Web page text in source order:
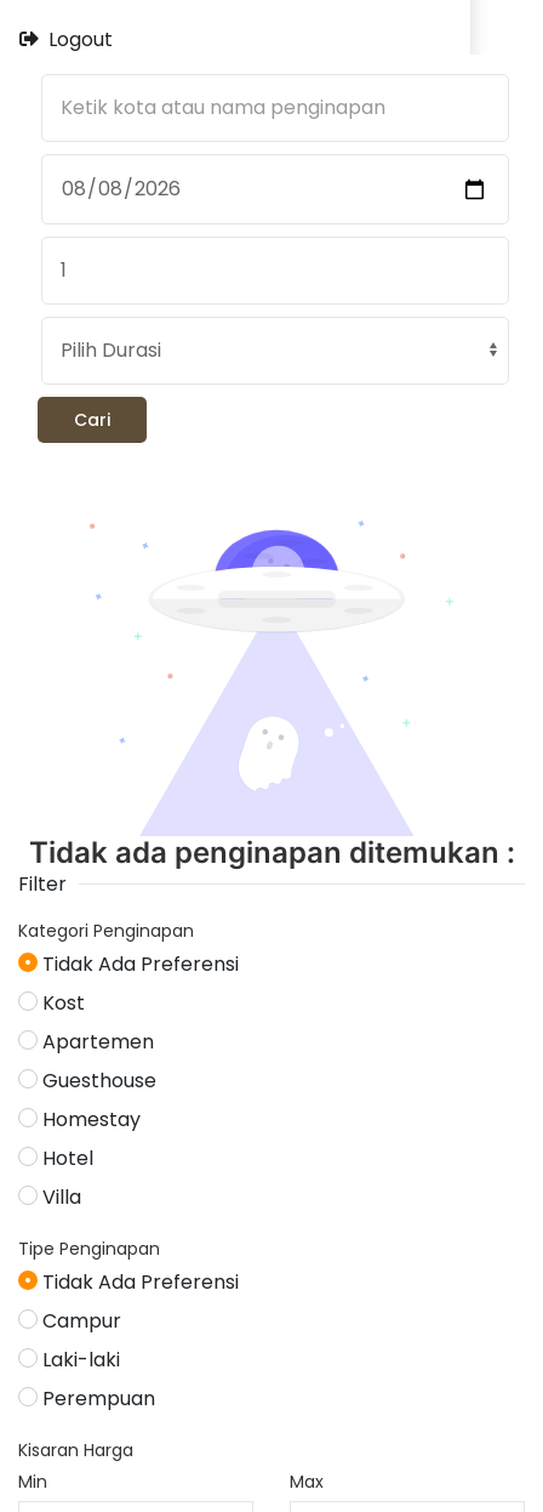
Logout
Cari
Tidak ada penginapan ditemukan :
Filter
Kategori Penginapan
Tidak Ada Preferensi
Kost
Apartemen
Guesthouse
Homestay
Hotel
Villa
Tipe Penginapan
Tidak Ada Preferensi
Campur
Laki-laki
Perempuan
Kisaran Harga
Min
Max